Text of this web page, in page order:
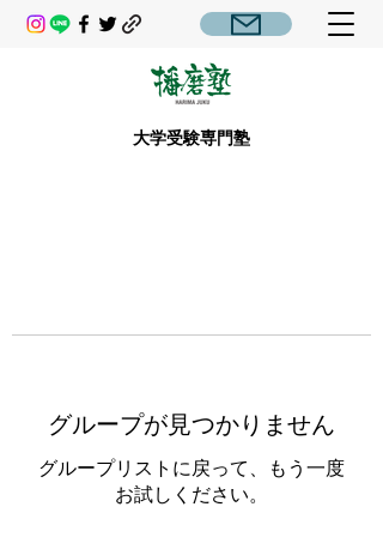
大学受験専門塾
グループが見つかりません
グループリストに戻って、もう一度
お試しください。